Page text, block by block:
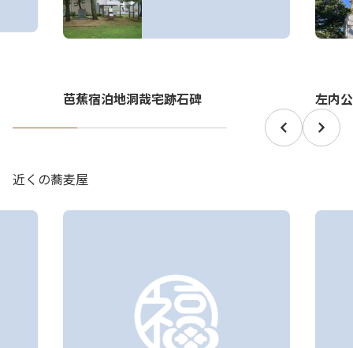
芭蕉宿泊地洞哉宅跡石碑 左内
近くの蕎麦屋